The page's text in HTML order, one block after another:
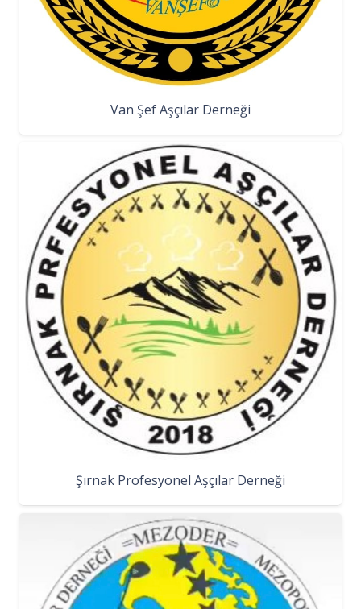
Van Şef Aşçılar Derneği
Şırnak Profesyonel Aşçılar Derneği